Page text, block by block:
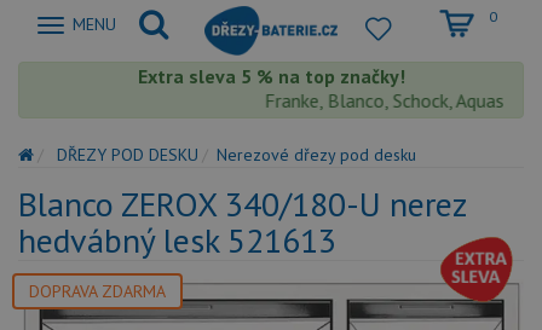
Zobrazit
MENU 0
Extra sleva 5 % na top značky!
Franke, Blanco, Schock,
DŘEZY POD DESKU Nerezové dřezy pod desku
Blanco ZEROX 340/180-U nerez
hedvábný lesk 521613
DOPRAVA ZDARMA